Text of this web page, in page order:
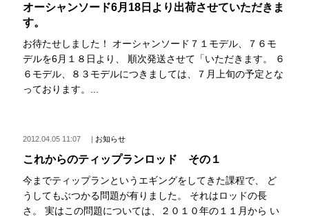
オーシャンソード6月18日より出荷させていただきま
す。
お待たせしました！ オーシャンソード７１モデル、７６モ
デルを6月１８日より、 順次発送させて「いただきます。 ６
６モデル、８３モデルにつきましては、７月上旬の予定とな
っております。...
2012.04.05 11:07 | お知らせ
これからのティップランロッド その１
今までティップランというエギングをしてきた課程で、 ど
うしてもぶつかる問題が有りました。 それはロッドの長
さ。 実はこの問題については、２０１０年の１１月から い